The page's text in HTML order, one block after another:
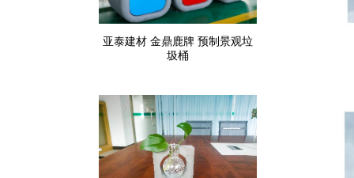
亚泰建材 金鼎鹿牌 预制景观垃
圾桶